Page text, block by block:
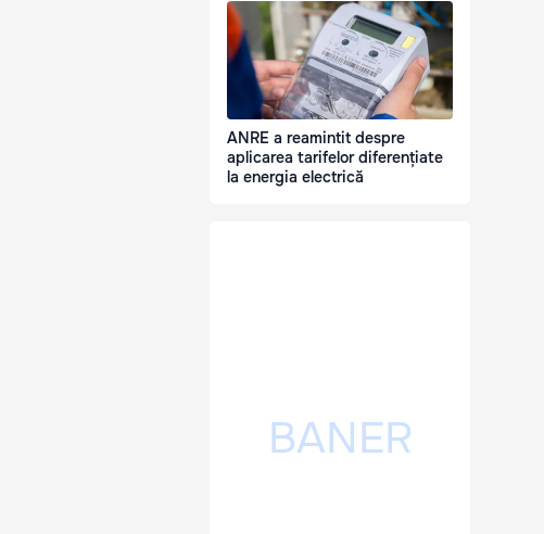
ANRE a reamintit despre
aplicarea tarifelor diferențiate
la energia electrică